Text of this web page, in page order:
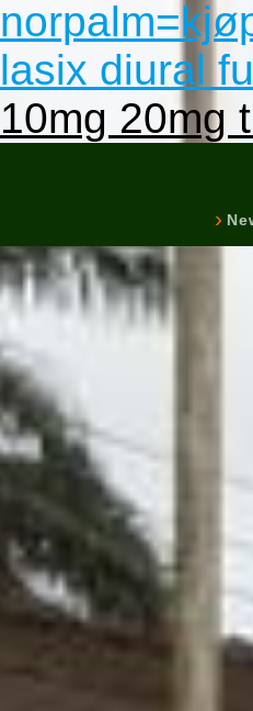
lasix diural
10mg 20mg